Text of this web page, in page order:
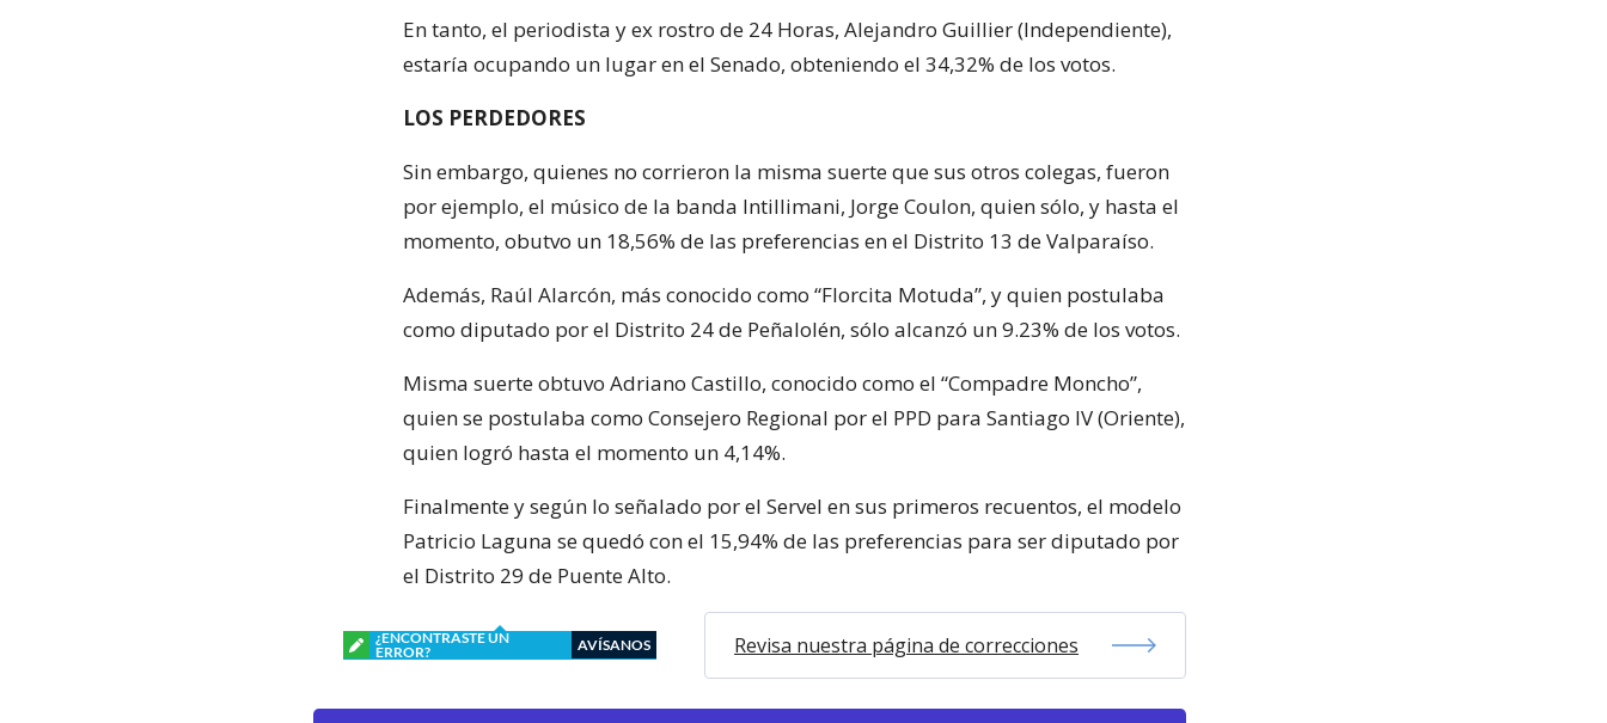
En tanto, el periodista y ex rostro de 24 Horas, Alejandro Guillier (Independiente),
estaría ocupando un lugar en el Senado, obteniendo el 34,32% de los votos.
LOS PERDEDORES
Sin embargo, quienes no corrieron la misma suerte que sus otros colegas, fueron
por ejemplo, el músico de la banda Intillimani, Jorge Coulon, quien sólo, y hasta el
momento, obutvo un 18,56% de las preferencias en el Distrito 13 de Valparaíso.
Además, Raúl Alarcón, más conocido como “Florcita Motuda”, y quien postulaba
como diputado por el Distrito 24 de Peñalolén, sólo alcanzó un 9.23% de los votos.
Misma suerte obtuvo Adriano Castillo, conocido como el “Compadre Moncho”,
quien se postulaba como Consejero Regional por el PPD para Santiago IV (Oriente),
quien logró hasta el momento un 4,14%.
Finalmente y según lo señalado por el Servel en sus primeros recuentos, el modelo
Patricio Laguna se quedó con el 15,94% de las preferencias para ser diputado por
el Distrito 29 de Puente Alto.
¿ENCONTRASTE UN
ERROR?
AVÍSANOS Revisa nuestra página de correcciones